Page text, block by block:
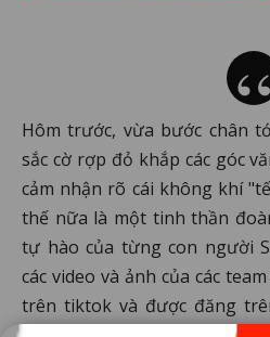
Hôm trước, vừa bước chân
sắc cờ rợp đỏ khắp các góc
cảm nhận rõ cái không khí
thế nữa là một tinh thần
tự hào của từng con người
các video và ảnh của các
trên tiktok và được đăng